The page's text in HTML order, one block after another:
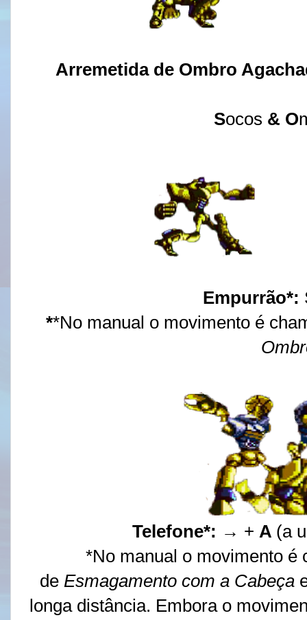
Arremetida de Ombro
Socos & O
Empurrão*:
**No manual o movimento é
Telefone*: → + A (a
*No manual o movimento é
de Esmagamento com a Cabeça
longa distância. Embora o